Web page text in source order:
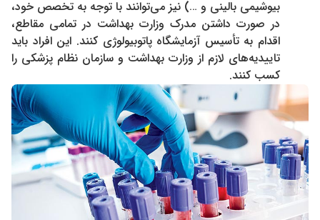
بیوشیمی بالینی و …) نیز می‌توانند با توجه به تخصص خود،
در صورت داشتن مدرک وزارت بهداشت در تمامی مقاطع،
اقدام به تأسیس آزمایشگاه پاتوبیولوژی کنند. این افراد باید
تاییدیه‌های لازم از وزارت بهداشت و سازمان نظام پزشکی را
کسب کنند.